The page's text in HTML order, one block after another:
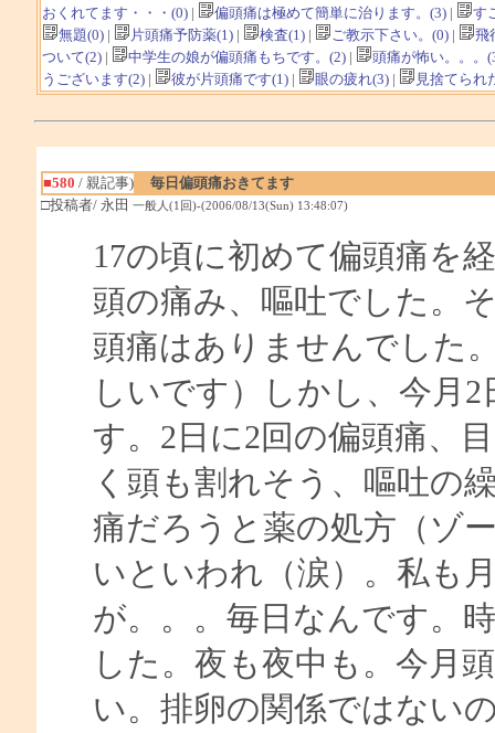
おくれてます・・・(0)| 偏頭痛は極めて簡単に治ります。(3)|
す
無題(0)| 片頭痛予防薬(1)| 検査(1)| ご教示下さい。(0)|
飛
ついて(2)| 中学生の娘が偏頭痛もちです。(2)|
頭痛が怖い。。。
うございます(2)| 彼が片頭痛です(1)| 眼の疲れ(3)| 見捨てられ
■580 / 親記事)
毎日偏頭痛おきてます
□投稿者/ 永田 一般人(1回)-(2006/08/13(Sun) 13:48:07)
17の頃に初めて偏頭痛を
頭の痛み、嘔吐でした。
頭痛はありませんでした
しいです）しかし、今月
す。2日に2回の偏頭痛、
く頭も割れそう、嘔吐の
痛だろうと薬の処方（ゾ
いといわれ（涙）。私も
が。。。毎日なんです。
した。夜も夜中も。今月
い。排卵の関係ではない